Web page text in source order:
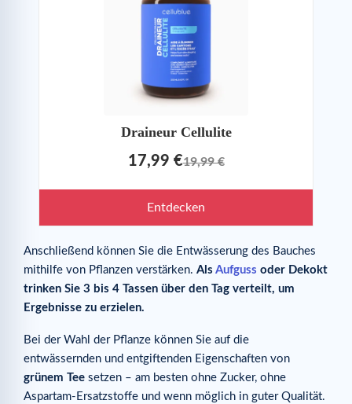
Draineur Cellulite
17,99 €19,99 €
Entdecken
Anschließend können Sie die Entwässerung des Bauches
mithilfe von Pflanzen verstärken. Als Aufguss oder Dekokt
trinken Sie 3 bis 4 Tassen über den Tag verteilt, um
Ergebnisse zu erzielen.
Bei der Wahl der Pflanze können Sie auf die
entwässernden und entgiftenden Eigenschaften von
grünem Tee setzen – am besten ohne Zucker, ohne
Aspartam-Ersatzstoffe und wenn möglich in guter Qualität.